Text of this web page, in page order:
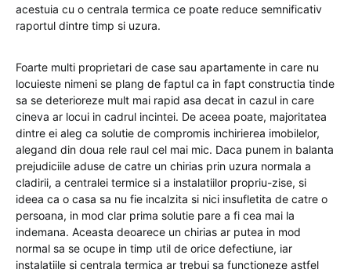
acestuia cu o centrala termica ce poate reduce semnificativ
raportul dintre timp si uzura.
Foarte multi proprietari de case sau apartamente in care nu
locuieste nimeni se plang de faptul ca in fapt constructia tinde
sa se deterioreze mult mai rapid asa decat in cazul in care
cineva ar locui in cadrul incintei. De aceea poate, majoritatea
dintre ei aleg ca solutie de compromis inchirierea imobilelor,
alegand din doua rele raul cel mai mic. Daca punem in balanta
prejudiciile aduse de catre un chirias prin uzura normala a
cladirii, a centralei termice si a instalatiilor propriu-zise, si
ideea ca o casa sa nu fie incalzita si nici insufletita de catre o
persoana, in mod clar prima solutie pare a fi cea mai la
indemana. Aceasta deoarece un chirias ar putea in mod
normal sa se ocupe in timp util de orice defectiune, iar
instalatiile si centrala termica ar trebui sa functioneze astfel